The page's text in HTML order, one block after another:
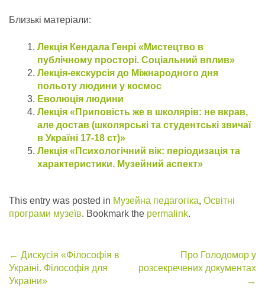
Близькі матеріали:
Лекція Кендала Генрі «Мистецтво в
публічному просторі. Соціальний вплив»
Лекція-екскурсія до Міжнародного дня
польоту людини у космос
Еволюція людини
Лекція «Приповість же в школярів: не вкрав,
але достав (школярські та студентські звичаї
в Україні 17-18 ст)»
Лекція «Психологічний вік: періодизація та
характеристики. Музейний аспект»
This entry was posted in Музейна педагогіка, Освітні
програми музеїв. Bookmark the permalink.
Post
navigation
← Дискусія «Філософія в
Україні. Філософія для
України»
Про Голодомор у
розсекречених документах
→